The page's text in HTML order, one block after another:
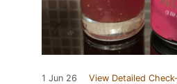
1 Jun 26 View Detailed